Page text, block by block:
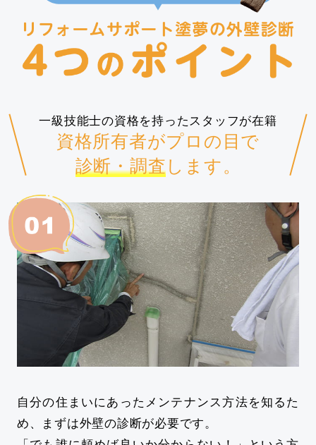
一級技能士の資格を持ったスタッフが在籍
資格所有者がプロの目で
診断・調査します。
自分の住まいにあったメンテナンス方法を知るた
め、まずは外壁の診断が必要です。